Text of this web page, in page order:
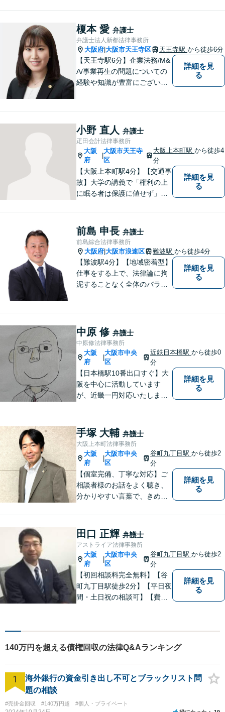
榎本 愛 弁護士
弁護士法人新都法律事務所
大阪府 大阪市天王寺区 天王寺駅 から徒歩6分
【天王寺駅6分】企業法務/M&
A/事業再生の問題についての
経験や知識が豊富にございま
ください。
詳細を見
る
小野 直人 弁護士
疋田会計法律事務所
大阪
府
大阪市天王寺
区
大阪上本町駅から徒歩4
分
【大阪上本町駅4分】【交通事
故】大学の講義で「権利の上
に眠る者は保護に値せず」と
使できずにいる方々の力にな
りたいと弁護士を志しまし
た。 これまで多様なご相談に
向き合ってきた経験を活か
し、丁寧かつ柔軟な対応を心
がけています。
詳細を見
る
前島 申長 弁護士
前島綜合法律事務所
大阪府 大阪市浪速区 難波駅 から徒歩4分
【難波駅4分】【地域密着型】
仕事をする上で、法律論に拘
泥することなく全体のバラン
クライアントの話を丁寧に聞
き、意思疎通を測った上で最
適な解決策を提示します。
詳細を見
る
中原 修 弁護士
中原修法律事務所
大阪
府
|
大阪市中央
区
近鉄日本橋駅から徒歩0
分
【日本橋駅10番出口すぐ】大
阪を中心に活動しています
が、近畿一円対応いたしま
婚・相続といった身の回りの
トラブルから、刑事・詐欺、
公害・行政事件まであらゆる
問題のご相談を承ります。小
さな悩み事でもお気軽にお問
合わせください。
詳細を見
る
手塚 大輔 弁護士
大阪上本町法律事務所
大阪
府
|
大阪市中央
区
谷町九丁目駅から徒歩2
分
【個室完備、丁寧な対応】ご
相談者様のお話をよく聴き、
分かりやすい言葉で、きめ細
ております。相談にお越しい
ただいた方々が安心して落ち
着いてお話することができる
よう、完全個室をご準備して
おります。どうぞお気軽にご
相談ください。
詳細を見
る
田口 正輝 弁護士
アストライア法律事務所
大阪
府
|
大阪市中央
区
谷町九丁目駅から徒歩2
分
【初回相談料完全無料】【谷
町九丁目駅徒歩2分】【平日夜
間・土日祝の相談可】【費用
詳細を見
る
140万円を超える債権回収の法律Q&Aランキング
1
海外銀行の資金引き出し不可とブラックリスト問
題の相談
#売掛金回収 #140万円超 #個人・プライベート